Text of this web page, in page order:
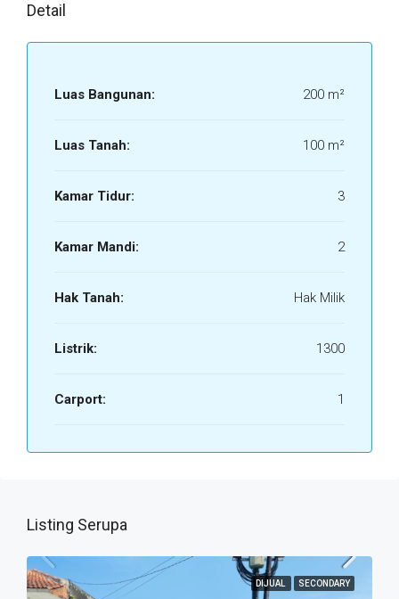
Detail
Luas Bangunan: 200 m²
Luas Tanah: 100 m²
Kamar Tidur: 3
Kamar Mandi: 2
Hak Tanah: Hak Milik
Listrik: 1300
Carport: 1
Listing Serupa
DIJUAL SECONDARY